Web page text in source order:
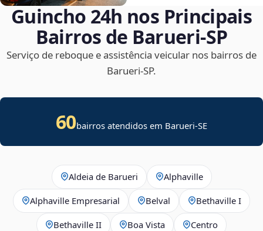
Guincho 24h nos Principais
Bairros de Barueri‑SP
Serviço de reboque e assistência veicular nos bairros de
Barueri‑SP.
60bairros atendidos em Barueri-SE
Aldeia de Barueri Alphaville
Alphaville Empresarial Belval Bethaville I
Bethaville II Boa Vista Centro